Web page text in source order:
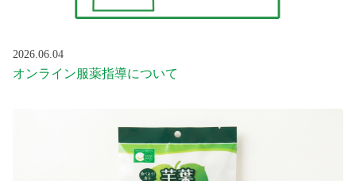
2026.06.04
オンライン服薬指導について